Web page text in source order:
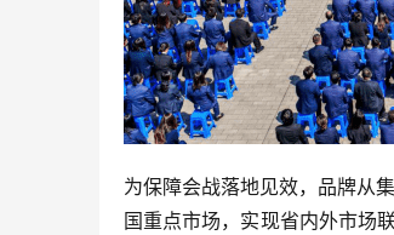
为保障会战落地见效，品牌从
国重点市场，实现省内外市场